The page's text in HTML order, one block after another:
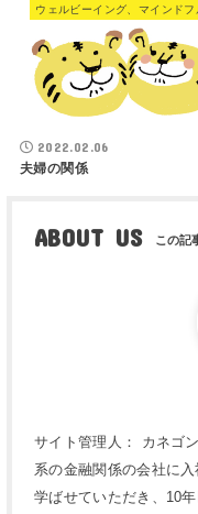
ウェルビーイング、マインドフ
2022.02.06
夫婦の関係
ABOUT US
サイト管理人： カネゴ
系の金融関係の会社に
学ばせていただき、10